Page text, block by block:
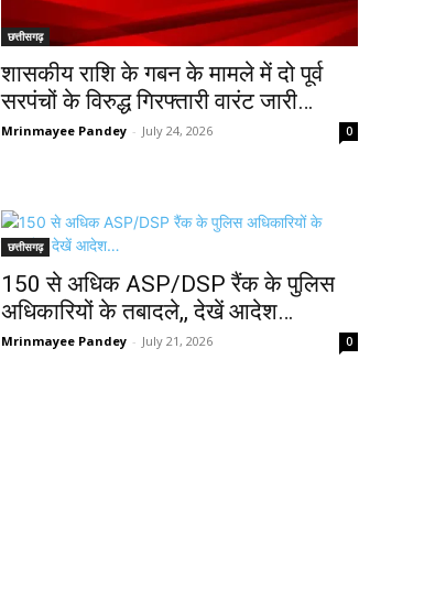
छत्तीसगढ़
शासकीय राशि के गबन के मामले में दो पूर्व
सरपंचों के विरुद्ध गिरफ्तारी वारंट जारी…
Mrinmayee Pandey - July 24, 2026 0
छत्तीसगढ़
150 से अधिक ASP/DSP रैंक के पुलिस
अधिकारियों के तबादले,, देखें आदेश…
Mrinmayee Pandey - July 21, 2026 0